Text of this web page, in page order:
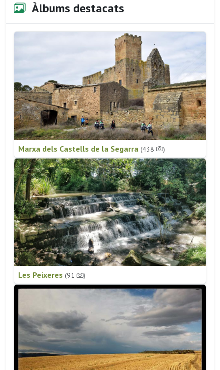
Àlbums destacats
Marxa dels Castells de la Segarra (438 )
Les Peixeres (91 )